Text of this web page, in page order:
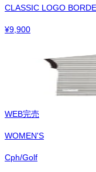
CLASSIC LOGO
¥9,900
WEB完売
WOMEN'S
Cph/Golf